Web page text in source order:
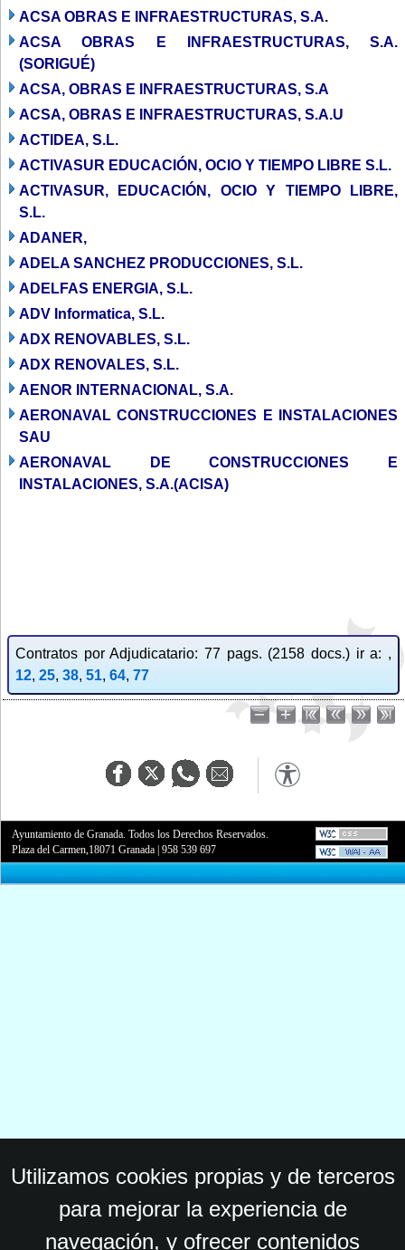
ACSA OBRAS E INFRAESTRUCTURAS, S.A.
ACSA OBRAS E INFRAESTRUCTURAS, S.A.
(SORIGUÉ)
ACSA, OBRAS E INFRAESTRUCTURAS, S.A
ACSA, OBRAS E INFRAESTRUCTURAS, S.A.U
ACTIDEA, S.L.
ACTIVASUR EDUCACIÓN, OCIO Y TIEMPO LIBRE S.L.
ACTIVASUR, EDUCACIÓN, OCIO Y TIEMPO LIBRE,
S.L.
ADANER,
ADELA SANCHEZ PRODUCCIONES, S.L.
ADELFAS ENERGIA, S.L.
ADV Informatica, S.L.
ADX RENOVABLES, S.L.
ADX RENOVALES, S.L.
AENOR INTERNACIONAL, S.A.
AERONAVAL CONSTRUCCIONES E INSTALACIONES
SAU
AERONAVAL DE CONSTRUCCIONES E
INSTALACIONES, S.A.(ACISA)
Contratos por Adjudicatario: 77 pags. (2158 docs.) ir a: ,
12, 25, 38, 51, 64, 77
Ayuntamiento de Granada. Todos los Derechos Reservados.
Plaza del Carmen,18071 Granada |958 539 697
Utilizamos cookies propias y de terceros
para mejorar la experiencia de
navegación, y ofrecer contenidos